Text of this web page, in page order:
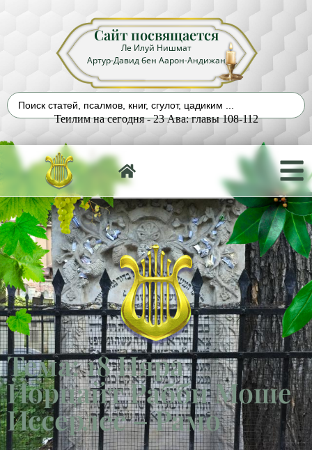
Сайт посвящается
Ле Илуй Нишмат
Артур-Давид бен Аарон-Андижан
Теилим на сегодня - 23 Ава: главы 108-112
Тема: 18 Ияра
Йорцайт Рабби Моше
Иссерлес – Рамо